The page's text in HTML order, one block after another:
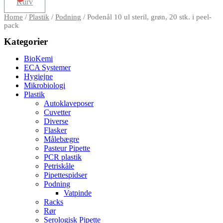
Kurv
Home / Plastik / Podning / Podenål 10 ul steril, grøn, 20 stk. i peel-
pack
Kategorier
BioKemi
ECA Systemer
Hygiejne
Mikrobiologi
Plastik
Autoklaveposer
Cuvetter
Diverse
Flasker
Målebægre
Pasteur Pipette
PCR plastik
Petriskåle
Pipettespidser
Podning
Vatpinde
Racks
Rør
Serologisk Pipette